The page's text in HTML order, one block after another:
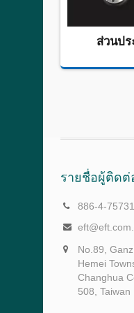
ส่วนป
รายชื่อผู้ติดต่
886-4-
No.89,
Hemei
Changhua
508, Taiwan